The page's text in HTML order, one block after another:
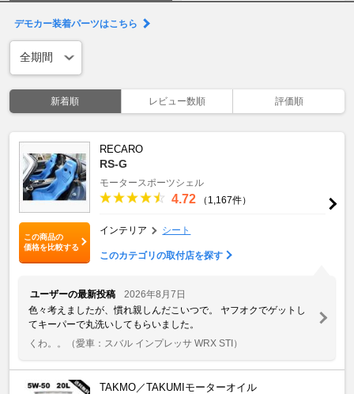
デモカー装着パーツはこちら
新着順 レビュー数順 評価順
この商品の
価格を比較する
RECARO
RS-G
モータースポーツシェル
4.72 （1,167件）
インテリア シート
このカテゴリの取付店を探す
ユーザーの最新投稿
2026年8月7日
色々考えましたが、慣れ親しんだこいつで。 ヤフオクでゲットし
てキーパーで丸洗いしてもらいました。
くわ。。
（愛車：スバル インプレッサ WRX STI）
TAKMO／TAKUMIモーターオイル